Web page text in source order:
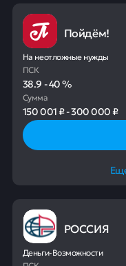
Пойдём!
На неотложные нужды
ПСК
38.9-40%
Сумма
150 001 ₽-300 000 ₽
РОССИЯ
Деньги-Возможности